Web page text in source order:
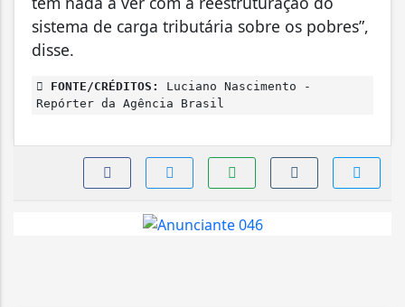
sistema de carga tributária sobre os pobres”,
disse.
FONTE/CRÉDITOS:
Luciano Nascimento -
Repórter da Agência Brasil